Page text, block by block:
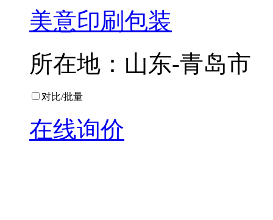
美意印刷包装
所在地：山东-青岛市
对比/批量
在线询价